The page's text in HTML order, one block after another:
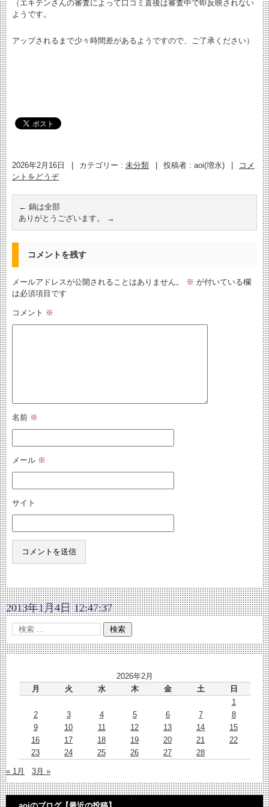
（エキテンさんの審査によって口コミ直後は審査中で即反映されない
ようです。
アップされるまで少々時間差があるようですので、ご了承ください）
2026年2月16日 カテゴリー : 未分類 投稿者 : aoi(増永)
コメ
ントをどうぞ
← 鍋は全部
ありがとうございます。
→
コメントを残す
メールアドレスが公開されることはありません。 ※ が付いている欄
は必須項目です
コメント ※
名前 ※
メール ※
サイト
2013年1月4日 12:47:37
2026年2月
月
火 水 木 金 土
日
1
2
3 4 5 6 7
8
9
10 11 12 13 14
15
16
17 18 19 20 21
22
23
24 25 26 27 28
« 1月 3月 »